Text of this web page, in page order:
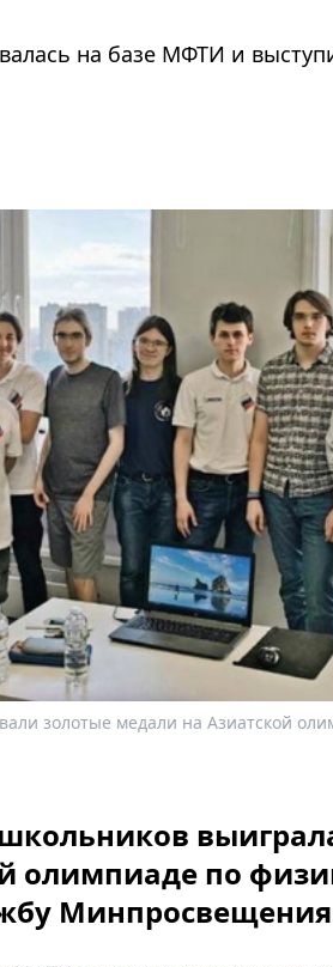
на базе МФТИ и
золотые медали на Азиатской
олимпиаде по